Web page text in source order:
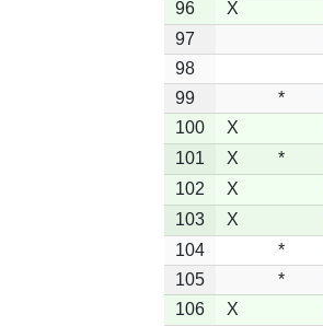
96
X
97
98
99
*
100
X
101
X *
102
X
103
X
104
*
105
*
106
X